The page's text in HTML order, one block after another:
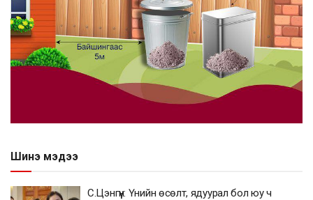
Шинэ мэдээ
С.Цэнгүүн: Үнийн өсөлт, ядуурал бол юу ч